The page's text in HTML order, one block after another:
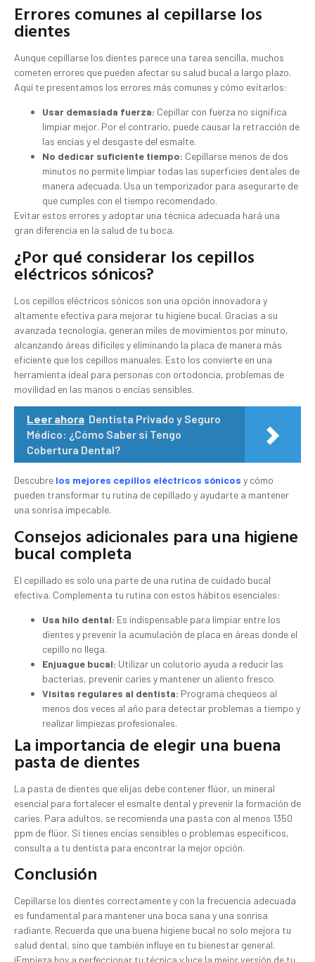
Errores comunes al cepillarse los
dientes
Aunque cepillarse los dientes parece una tarea sencilla, muchos
cometen errores que pueden afectar su salud bucal a largo plazo.
Aquí te presentamos los errores más comunes y cómo evitarlos:
Usar demasiada fuerza: Cepillar con fuerza no significa
limpiar mejor. Por el contrario, puede causar la retracción de
las encías y el desgaste del esmalte.
No dedicar suficiente tiempo: Cepillarse menos de dos
minutos no permite limpiar todas las superficies dentales de
manera adecuada. Usa un temporizador para asegurarte de
que cumples con el tiempo recomendado.
Evitar estos errores y adoptar una técnica adecuada hará una
gran diferencia en la salud de tu boca.
¿Por qué considerar los cepillos
eléctricos sónicos?
Los cepillos eléctricos sónicos son una opción innovadora y
altamente efectiva para mejorar tu higiene bucal. Gracias a su
avanzada tecnología, generan miles de movimientos por minuto,
alcanzando áreas difíciles y eliminando la placa de manera más
eficiente que los cepillos manuales. Esto los convierte en una
herramienta ideal para personas con ortodoncia, problemas de
movilidad en las manos o encías sensibles.
Leer ahora Dentista Privado y Seguro
Médico: ¿Cómo Saber si Tengo
Cobertura Dental?
Descubre los mejores cepillos eléctricos sónicos y cómo
pueden transformar tu rutina de cepillado y ayudarte a mantener
una sonrisa impecable.
Consejos adicionales para una higiene
bucal completa
El cepillado es solo una parte de una rutina de cuidado bucal
efectiva. Complementa tu rutina con estos hábitos esenciales:
Usa hilo dental: Es indispensable para limpiar entre los
dientes y prevenir la acumulación de placa en áreas donde el
cepillo no llega.
Enjuague bucal: Utilizar un colutorio ayuda a reducir las
bacterias, prevenir caries y mantener un aliento fresco.
Visitas regulares al dentista: Programa chequeos al
menos dos veces al año para detectar problemas a tiempo y
realizar limpiezas profesionales.
La importancia de elegir una buena
pasta de dientes
La pasta de dientes que elijas debe contener flúor, un mineral
esencial para fortalecer el esmalte dental y prevenir la formación de
caries. Para adultos, se recomienda una pasta con al menos 1350
ppm de flúor. Si tienes encías sensibles o problemas específicos,
consulta a tu dentista para encontrar la mejor opción.
Conclusión
Cepillarse los dientes correctamente y con la frecuencia adecuada
es fundamental para mantener una boca sana y una sonrisa
radiante. Recuerda que una buena higiene bucal no solo mejora tu
salud dental, sino que también influye en tu bienestar general.